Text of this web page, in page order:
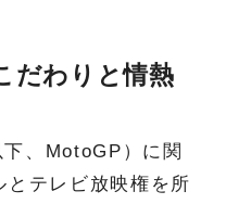
だわりと情熱
、MotoGP）に関
テレビ放映権を所